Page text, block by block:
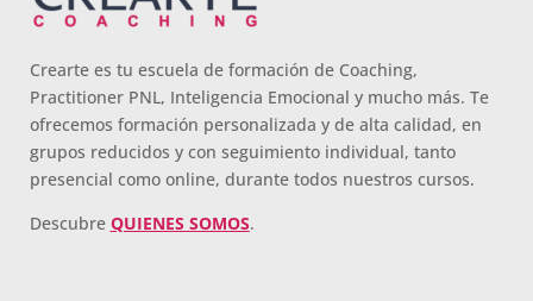
Crearte es tu escuela de formación de Coaching,
Practitioner PNL, Inteligencia Emocional y mucho más. Te
ofrecemos formación personalizada y de alta calidad, en
grupos reducidos y con seguimiento individual, tanto
presencial como online, durante todos nuestros cursos.
Descubre QUIENES SOMOS.